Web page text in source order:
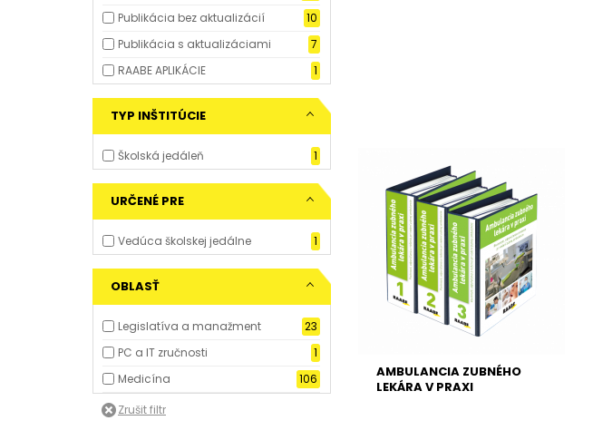
Publikácia bez aktualizácií
10
Publikácia s aktualizáciami
7
RAABE APLIKÁCIE
1
TYP INŠTITÚCIE
Školská jedáleň 1
URČENÉ PRE
Vedúca školskej jedálne 1
OBLASŤ
Legislatíva a manažment
23
PC a IT zručnosti
1
Medicína
106
AMBULANCIA ZUBNÉHO
LEKÁRA V PRAXI